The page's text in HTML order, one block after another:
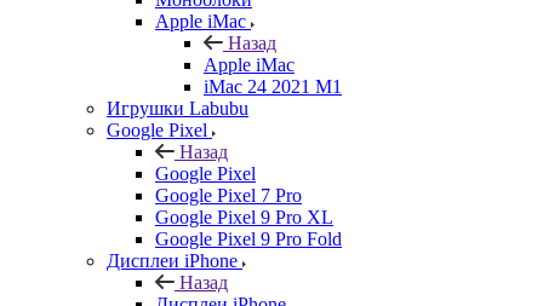
Apple iMac
Назад
Apple iMac
iMac 24 2021 M1
Игрушки Labubu
Google Pixel
Назад
Google Pixel
Google Pixel 7 Pro
Google Pixel 9 Pro XL
Google Pixel 9 Pro Fold
Дисплеи iPhone
Назад